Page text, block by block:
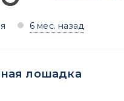
6 мес. назад
лошадка